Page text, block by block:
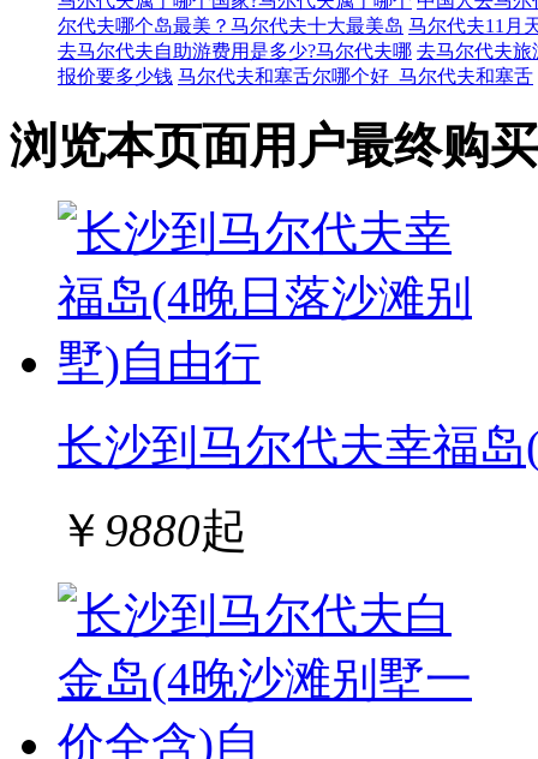
尔代夫哪个岛最美？马尔代夫十大最美岛 马尔代夫11月
去马尔代夫自助游费用是多少?马尔代夫哪 去马尔代夫旅
报价要多少钱 马尔代夫和塞舌尔哪个好_马尔代夫和塞舌
浏览本页面用户最终购买
长沙到马尔代夫幸福
￥ 9880起